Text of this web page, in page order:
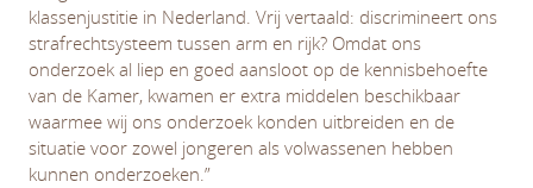
klassenjustitie in Nederland. Vrij vertaald: discrimineert ons
strafrechtsysteem tussen arm en rijk? Omdat ons
onderzoek al liep en goed aansloot op de kennisbehoefte
van de Kamer, kwamen er extra middelen beschikbaar
waarmee wij ons onderzoek konden uitbreiden en de
situatie voor zowel jongeren als volwassenen hebben
kunnen onderzoeken.”